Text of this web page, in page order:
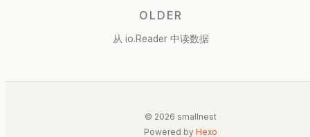
OLDER
从 io.Reader 中读数据
© 2026 smallnest
Powered by Hexo